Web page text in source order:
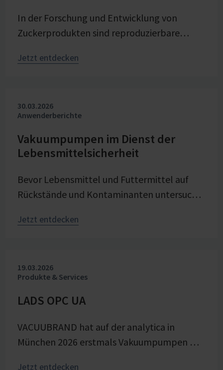
In der Forschung und Entwicklung von
Zuckerprodukten sind reproduzierbare
gezielt zu untersuchen und
ist Vakuum eine zentrale Stellgröße bei der
Verdampfungskristallisation im
Technikumsmaßstab. Stabile und präzise
Vakuumtechnik von VACUUBRAND trägt
Produktqualität und Energieeffizienz der
Versuche bei – nahtlos integriert in die
des Forschungsbereichs im Unternehmen.
Jetzt entdecken
30.03.2026
Anwenderberichte
Vakuumpumpen im Dienst der
Lebensmittelsicherheit
Bevor Lebensmittel und Futtermittel auf
Rückstände und Kontaminanten untersucht
Probenaufarbeitung. Vakuumtechnik spielt
Veterinäruntersuchungsamt (CVUA) Freiburg
zeigt. Im Interview sprechen wir mit
Chemielaborantin Lena Moosmann über ihre
Jetzt entdecken
19.03.2026
Produkte & Services
LADS OPC UA
VACUUBRAND hat auf der analytica in
München 2026 erstmals Vakuumpumpen mit
Jetzt entdecken